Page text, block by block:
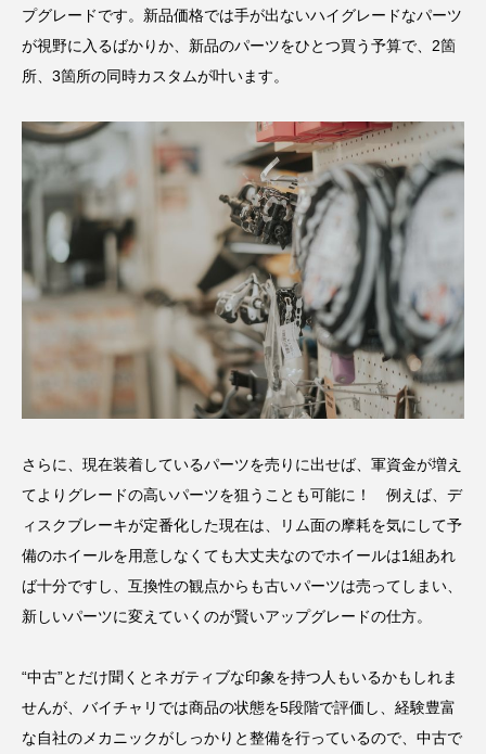
プグレードです。新品価格では手が出ないハイグレードなパーツ
が視野に入るばかりか、新品のパーツをひとつ買う予算で、2箇
所、3箇所の同時カスタムが叶います。
さらに、現在装着しているパーツを売りに出せば、軍資金が増え
てよりグレードの高いパーツを狙うことも可能に！ 例えば、デ
ィスクブレーキが定番化した現在は、リム面の摩耗を気にして予
備のホイールを用意しなくても大丈夫なのでホイールは1組あれ
ば十分ですし、互換性の観点からも古いパーツは売ってしまい、
新しいパーツに変えていくのが賢いアップグレードの仕方。
“中古”とだけ聞くとネガティブな印象を持つ人もいるかもしれま
せんが、バイチャリでは商品の状態を5段階で評価し、経験豊富
な自社のメカニックがしっかりと整備を行っているので、中古で